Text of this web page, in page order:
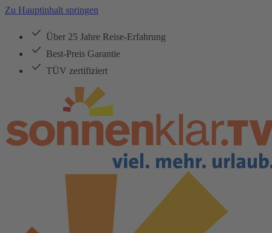
Zu Hauptinhalt springen
Über 25 Jahre Reise-Erfahrung
Best-Preis Garantie
TÜV zertifiziert